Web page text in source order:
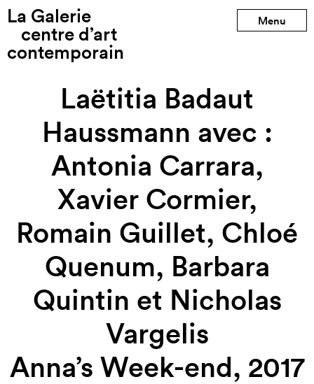
La Galerie
centre d’art
contemporain
Menu
Production précédente
Production suivante
Laëtitia Badaut
Haussmann avec :
Antonia Carrara,
Xavier Cormier,
Romain Guillet, Chloé
Quenum, Barbara
Quintin et Nicholas
Vargelis
Anna’s Week-end, 2017